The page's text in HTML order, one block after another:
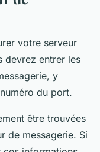
votre serveur
devrez entrer les
y
du port.
être trouvées
de messagerie. Si